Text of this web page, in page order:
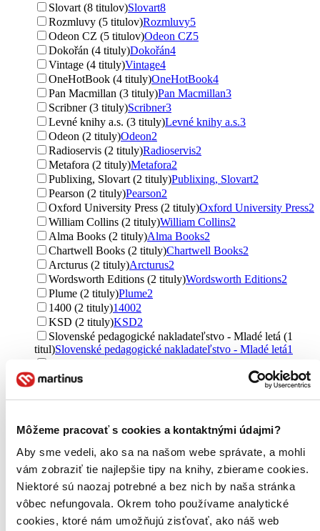
Môžeme pracovať s cookies a kontaktnými údajmi?
Aby sme vedeli, ako sa na našom webe správate, a mohli
vám zobraziť tie najlepšie tipy na knihy, zbierame cookies.
Niektoré sú naozaj potrebné a bez nich by naša stránka
vôbec nefungovala. Okrem toho používame analytické
cookies, ktoré nám umožňujú zisťovať, ako náš web
Slovart (8 titulov)Slovart8
Rozmluvy (5 titulov)Rozmluvy5
Odeon CZ (5 titulov)Odeon CZ5
Dokořán (4 tituly)Dokořán4
Vintage (4 tituly)Vintage4
OneHotBook (4 tituly)OneHotBook4
Pan Macmillan (3 tituly)Pan Macmillan3
Scribner (3 tituly)Scribner3
Levné knihy a.s. (3 tituly)Levné knihy a.s.3
Odeon (2 tituly)Odeon2
Radioservis (2 tituly)Radioservis2
Metafora (2 tituly)Metafora2
Publixing, Slovart (2 tituly)Publixing, Slovart2
Pearson (2 tituly)Pearson2
Oxford University Press (2 tituly)Oxford University Press2
William Collins (2 tituly)William Collins2
Alma Books (2 tituly)Alma Books2
Chartwell Books (2 tituly)Chartwell Books2
Arcturus (2 tituly)Arcturus2
Wordsworth Editions (2 tituly)Wordsworth Editions2
Plume (2 tituly)Plume2
1400 (2 tituly)14002
KSD (2 tituly)KSD2
Slovenské pedagogické nakladateľstvo - Mladé letá (1
titul)Slovenské pedagogické nakladateľstvo - Mladé letá1
Puffin Books (1 titul)
Väzba
brožovaná väzba (51 titulov) brožovaná väzba
pevná väzba (43 titulov)pevná väzba 43
pevná väzba s prebalom (11 titulov)pevná väzba s
prebalom11
šitá väzba (1 titul)šitá väzba1